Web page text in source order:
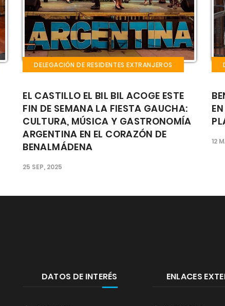
DELEGACIÓN DE RESIDENTES EXTRANJEROS
BENALMÁDENA CELEBRARÁ LA FIESTA
EN HONOR A SAN PATRICIO EN LA
PLAZA DE LA MEZQUITA
12 MAR, 2025
DATOS DE INTERÉS ENLACES